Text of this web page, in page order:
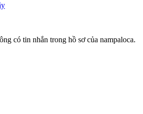
có tin nhắn trong hồ sơ của nampaloca.